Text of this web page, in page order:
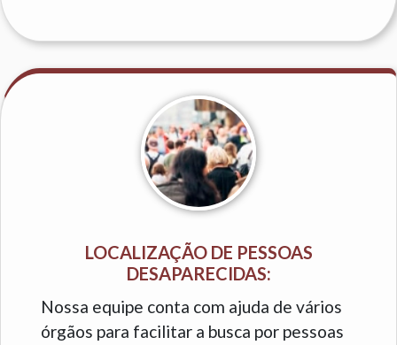
LOCALIZAÇÃO DE PESSOAS
DESAPARECIDAS:
Nossa equipe conta com ajuda de vários
órgãos para facilitar a busca por pessoas